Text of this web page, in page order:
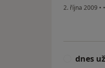
2. října 2009 • •
dnes